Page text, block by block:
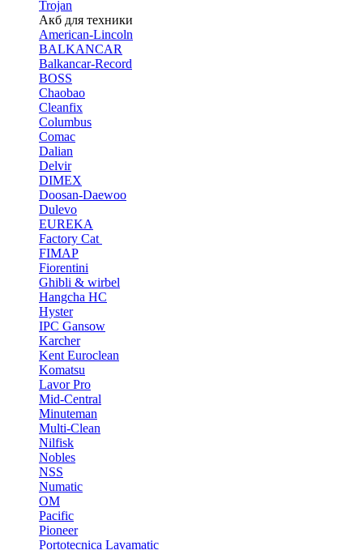
Trojan
Акб для техники
American-Lincoln
BALKANCAR
Balkancar-Record
BOSS
Chaobao
Cleanfix
Columbus
Comac
Dalian
Delvir
DIMEX
Doosan-Daewoo
Dulevo
EUREKA
Factory Cat
FIMAP
Fiorentini
Ghibli & wirbel
Hangcha HC
Hyster
IPC Gansow
Karcher
Kent Euroclean
Komatsu
Lavor Pro
Mid-Central
Minuteman
Multi-Clean
Nilfisk
Nobles
NSS
Numatic
OM
Pacific
Pioneer
Portotecnica Lavamatic